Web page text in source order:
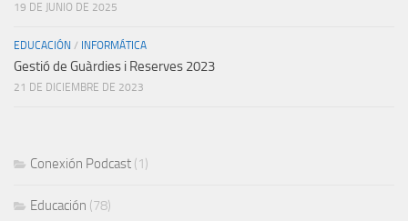
19 DE JUNIO DE 2025
EDUCACIÓN / INFORMÁTICA
Gestió de Guàrdies i Reserves 2023
21 DE DICIEMBRE DE 2023
Conexión Podcast (1)
Educación (78)